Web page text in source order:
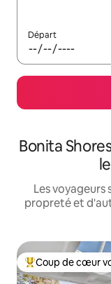
Départ
Bonita
Les voyageurs
propreté et
Coup de cœur
Coup de cœur